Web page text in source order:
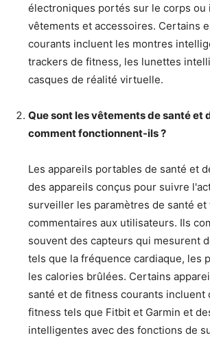
électroniques portés sur le corps ou
vêtements et accessoires. Certains
courants incluent les montres
trackers de fitness, les lunettes
casques de réalité virtuelle.
Que sont les vêtements de santé et
comment fonctionnent-ils ?
Les appareils portables de santé et
des appareils conçus pour suivre
surveiller les paramètres de santé
commentaires aux utilisateurs. Ils
souvent des capteurs qui mesurent
tels que la fréquence cardiaque, les
les calories brûlées. Certains
santé et de fitness courants incluent
fitness tels que Fitbit et Garmin et
intelligentes avec des fonctions de